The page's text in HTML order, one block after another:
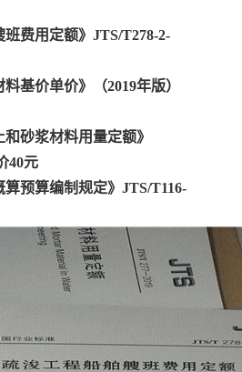
费用定额》JTS/T278-2-
基价单价》（2019年版）
砂浆材料用量定额》
40元
预算编制规定》JTS/T116-